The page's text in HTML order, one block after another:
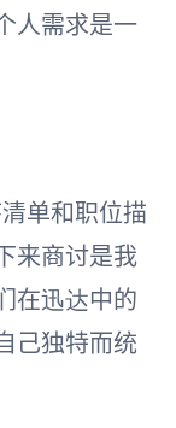
人需求是一
单和职位描
来商讨是我
在迅达中的
己独特而统